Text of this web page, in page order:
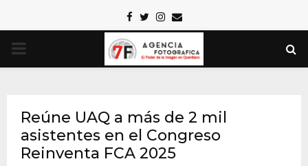
Facebook
TwitterInstagram
Email
PRIMARY
Reúne UAQ a más de 2 mil
asistentes en el Congreso
Reinventa FCA 2025